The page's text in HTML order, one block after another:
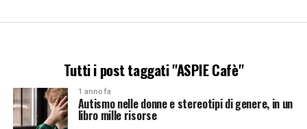
Tutti i post taggati "ASPIE Cafè"
1 anno fa
Autismo nelle donne e stereotipi di genere, in un
libro mille risorse